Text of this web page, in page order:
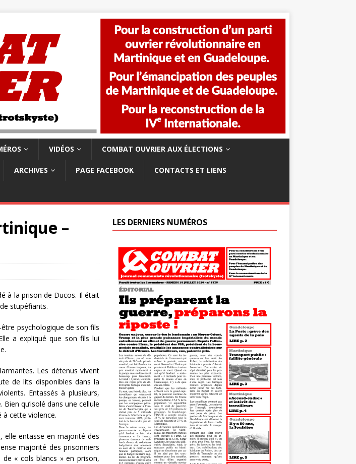
VIDÉOS COMBAT OUVRIER AUX ÉLECTIONS
ARCHIVES PAGE FACEBOOK CONTACTS ET LIENS
–
à la prison de Ducos. Il était
stupéfiants.
psychologique de son fils
a expliqué que son fils lui
Les détenus vivent
de lits disponibles dans la
Entassés à plusieurs,
qu’isolé dans une cellule
à cette violence.
elle entasse en majorité des
majorité des prisonniers
« cols blancs » en prison,
LES DERNIERS NUMÉROS